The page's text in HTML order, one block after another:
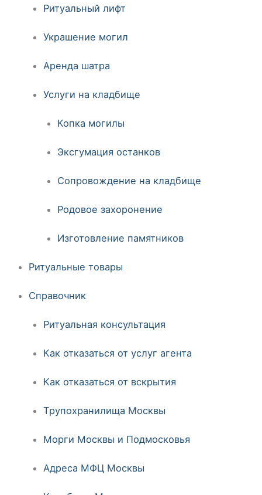
Ритуальный лифт
Украшение могил
Аренда шатра
Услуги на кладбище
Копка могилы
Эксгумация останков
Сопровождение на кладбище
Родовое захоронение
Изготовление памятников
Ритуальные товары
Справочник
Ритуальная консультация
Как отказаться от услуг агента
Как отказаться от вскрытия
Трупохранилища Москвы
Морги Москвы и Подмосковья
Адреса МФЦ Москвы